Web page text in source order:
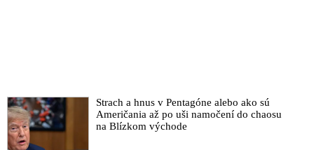
Flašík
Právnik a podnikateľ Fedor Flašík má šokujúce informácie o
zraneniach zosnulého generála Milana Lučanského
Strach a hnus v Pentagóne alebo ako sú
Američania až po uši namočení do chaosu
na Blízkom východe